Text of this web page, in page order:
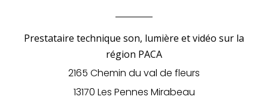
Prestataire technique son, lumière et vidéo sur la
région PACA
2165 Chemin du val de fleurs
13170 Les Pennes Mirabeau